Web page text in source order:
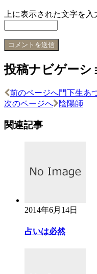
上に表示された文字を入
投稿ナビゲーシ
前のページへ門下生あ
次のページへ
陰陽師
関連記事
2014年6月14日
占いは必然